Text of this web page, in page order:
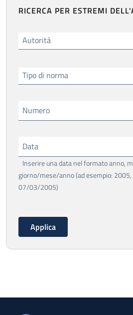
RICERCA PER ESTREMI
Autorità
Tipo di norma
Numero
Data
Inserire una data nel formato anno,
giorno/mese/anno (ad esempio:
07/03/2005)